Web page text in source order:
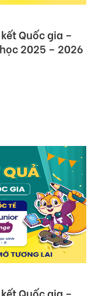
Quốc gia –
2025 – 2026
Quốc gia –